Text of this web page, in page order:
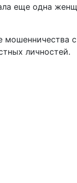
еще одна
мошенничества
личностей.